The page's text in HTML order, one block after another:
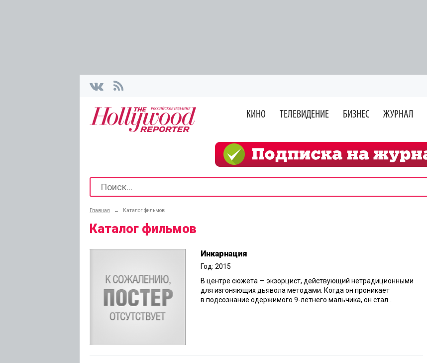
КИНО ТЕЛЕВИДЕНИЕ БИЗНЕС ЖУРНАЛ
Главная → Каталог фильмов
Каталог фильмов
Инкарнация
Год: 2015
В центре сюжета — экзорцист, действующий нетрадиционными
для изгоняющих дьявола методами. Когда он проникает
в подсознание одержимого 9-летнего мальчика, он стал...